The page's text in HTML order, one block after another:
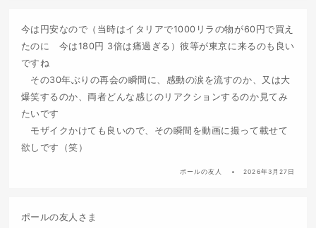
今は円安なので（当時はイタリアで1000リラの物が60円で買え
たのに 今は180円 3倍は痛過ぎる）彼等が東京に来るのも良い
ですね
その30年ぶりの再会の瞬間に、感動の涙を流すのか、又は大
爆笑するのか、両者どんな感じのリアクションするのか見てみ
たいです
モザイクかけても良いので、その瞬間を動画に撮って載せて
欲しです（笑）
ポールの友人 2026年3月27日
ポールの友人さま